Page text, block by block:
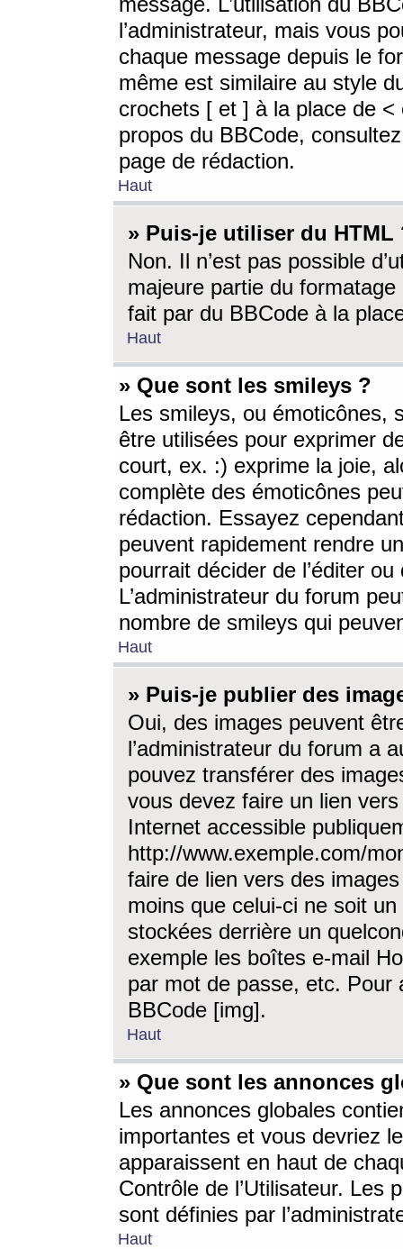
l’administrateur, mais vous
chaque message depuis le
même est similaire au style
crochets [ et ] à la place de <
propos du BBCode,
page de rédaction.
Haut
» Puis-je utiliser du HTML
Non. Il n’est pas possible
majeure partie du
fait par du BBCode à la
Haut
» Que sont les smileys ?
Les smileys, ou émoticônes,
être utilisées pour exprimer
court, ex. :) exprime la joie,
complète des émoticônes
rédaction. Essayez
peuvent rapidement rendre
pourrait décider de l’éditer
L’administrateur du forum
nombre de smileys qui
Haut
» Puis-je publier des
Oui, des images peuvent
l’administrateur du forum a
pouvez transférer des
vous devez faire un lien
Internet accessible
http://www.exemple.com/
faire de lien vers des
moins que celui-ci ne soit
stockées derrière un
exemple les boîtes e-mail
par mot de passe, etc. Pour
BBCode [img].
Haut
» Que sont les annonces
Les annonces globales
importantes et vous devriez
apparaissent en haut de
Contrôle de l’Utilisateur. Les
sont définies par
Haut